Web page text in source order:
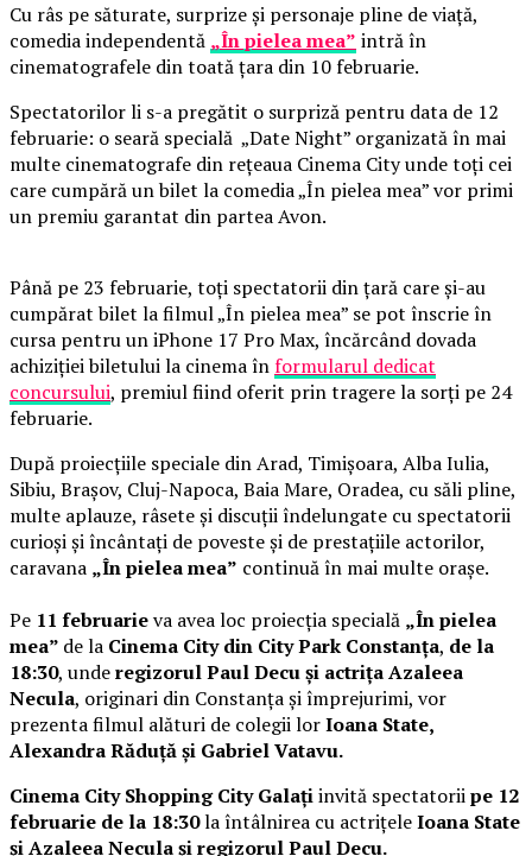
Cu râs pe săturate, surprize și personaje pline de viață,
comedia independentă „În pielea mea” intră în
cinematografele din toată țara din 10 februarie.
Spectatorilor li s-a pregătit o surpriză pentru data de 12
februarie: o seară specială „Date Night” organizată în mai
multe cinematografe din rețeaua Cinema City unde toți cei
care cumpără un bilet la comedia „În pielea mea” vor primi
un premiu garantat din partea Avon.
Până pe 23 februarie, toți spectatorii din țară care și-au
cumpărat bilet la filmul „În pielea mea” se pot înscrie în
cursa pentru un iPhone 17 Pro Max, încărcând dovada
achiziției biletului la cinema înformularul dedicat
concursului, premiul fiind oferit prin tragere la sorți pe 24
februarie.
După proiecțiile speciale din Arad, Timișoara, Alba Iulia,
Sibiu, Brașov, Cluj-Napoca, Baia Mare, Oradea, cu săli pline,
multe aplauze, râsete și discuții îndelungate cu spectatorii
curioși și încântați de poveste și de prestațiile actorilor,
caravana „În pielea mea” continuă în mai multe orașe.
Pe 11 februarieva avea loc proiecția specială „În pielea
mea” de la Cinema City din City Park Constanța, de la
18:30, underegizorul Paul Decu și actrița Azaleea
Necula, originari din Constanța și împrejurimi, vor
prezenta filmul alături de colegii lorIoana State,
Alexandra Răduță și Gabriel Vatavu.
Cinema City Shopping City Galațiinvită spectatoriipe 12
februarie de la 18:30la întâlnirea cu actrițeleIoana State
și Azaleea Necula și regizorul Paul Decu.